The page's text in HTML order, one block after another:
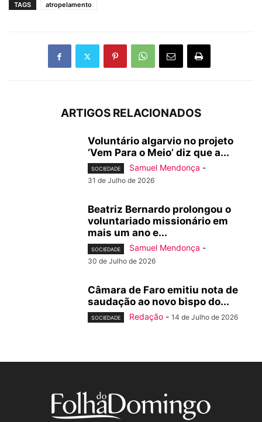
TAGS atropelamento
ARTIGOS RELACIONADOS
Voluntário algarvio no projeto
‘Vem Para o Meio’ diz que a...
SOCIEDADE Samuel Mendonça -
31 de Julho de 2026
Beatriz Bernardo prolongou o
voluntariado missionário em
mais um ano e...
SOCIEDADE Samuel Mendonça -
30 de Julho de 2026
Câmara de Faro emitiu nota de
saudação ao novo bispo do...
SOCIEDADE Redação - 14 de Julho de 2026